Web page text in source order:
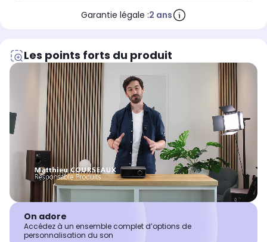
Garantie légale :2 ans
Les points forts du produit
On adore
Accédez à un ensemble complet d’options de
personnalisation du son